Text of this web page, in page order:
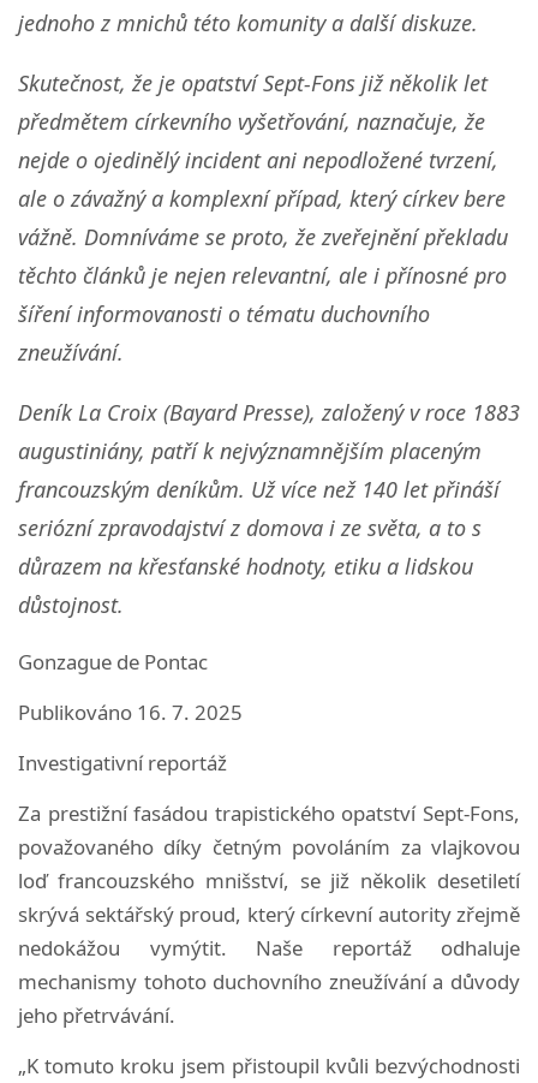
jednoho z mnichů této komunity a další diskuze.
Skutečnost, že je opatství Sept-Fons již několik let
předmětem církevního vyšetřování, naznačuje, že
nejde o ojedinělý incident ani nepodložené tvrzení,
ale o závažný a komplexní případ, který církev bere
vážně. Domníváme se proto, že zveřejnění překladu
těchto článků je nejen relevantní, ale i přínosné pro
šíření informovanosti o tématu duchovního
zneužívání.
Deník La Croix (Bayard Presse), založený v roce 1883
augustiniány, patří k nejvýznamnějším placeným
francouzským deníkům. Už více než 140 let přináší
seriózní zpravodajství z domova i ze světa, a to s
důrazem na křesťanské hodnoty, etiku a lidskou
důstojnost.
Gonzague de Pontac
Publikováno 16. 7. 2025
Investigativní reportáž
Za prestižní fasádou trapistického opatství Sept-Fons,
považovaného díky četným povoláním za vlajkovou
loď francouzského mnišství, se již několik desetiletí
skrývá sektářský proud, který církevní autority zřejmě
nedokážou vymýtit. Naše reportáž odhaluje
mechanismy tohoto duchovního zneužívání a důvody
jeho přetrvávání.
„K tomuto kroku jsem přistoupil kvůli bezvýchodnosti